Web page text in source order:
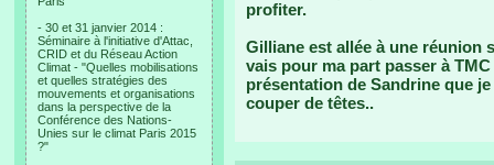
- 30 et 31 janvier 2014 :
Séminaire à l'initiative d'Attac,
CRID et du Réseau Action
Climat - "Quelles mobilisations
et quelles stratégies des
mouvements et organisations
dans la perspective de la
Conférence des Nations-
Unies sur le climat Paris 2015
?"
profiter.
Gilliane est allée à une réunion
vais pour ma part passer à
présentation de Sandrine que
couper de têtes..